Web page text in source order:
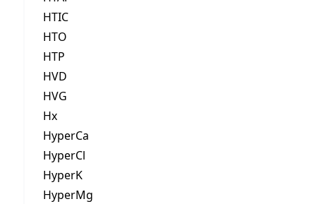
HTIC
HTO
HTP
HVD
HVG
Hx
HyperCa
HyperCl
HyperK
HyperMg